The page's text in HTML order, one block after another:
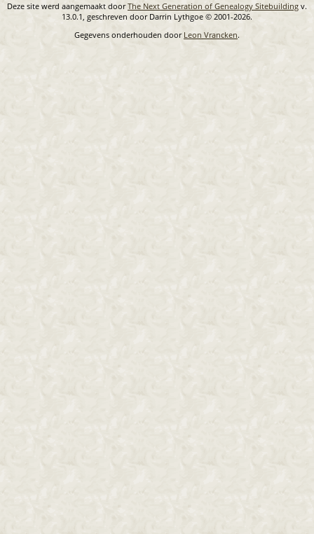
Deze site werd aangemaakt doorThe Next Generation of Genealogy Sitebuilding v.
13.0.1, geschreven door Darrin Lythgoe © 2001-2026.
Gegevens onderhouden door Leon Vrancken.